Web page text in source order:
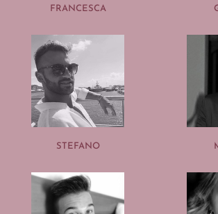
FRANCESCA
STEFANO